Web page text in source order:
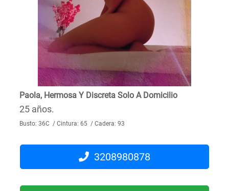
Paola, Hermosa Y Discreta Solo A Domicilio
25 años.
Busto: 36C / Cintura: 65 / Cadera: 93
3208980878